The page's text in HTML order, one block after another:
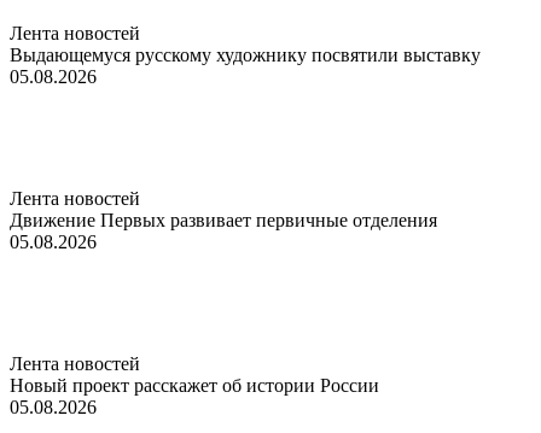
Лента новостей
Выдающемуся русскому художнику посвятили выставку
05.08.2026
Лента новостей
Движение Первых развивает первичные отделения
05.08.2026
Лента новостей
Новый проект расскажет об истории России
05.08.2026